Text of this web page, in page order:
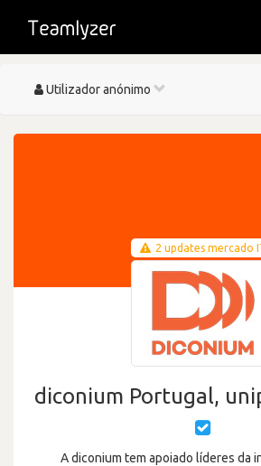
Toggle
Utilizador anónimo
2 updates mercado
diconium Portugal,
A diconium tem apoiado líderes da